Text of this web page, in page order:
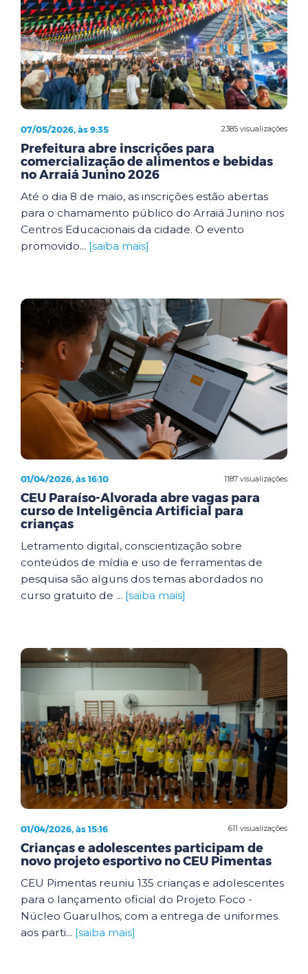
2385 visualizações
07/05/2026, às 9:35
Prefeitura abre inscrições para
comercialização de alimentos e bebidas
no Arraiá Junino 2026
Até o dia 8 de maio, as inscrições estão abertas
para o chamamento público do Arraiá Junino nos
Centros Educacionais da cidade. O evento
promovido... [saiba mais]
1187 visualizações
01/04/2026, às 16:10
CEU Paraíso-Alvorada abre vagas para
curso de Inteligência Artificial para
crianças
Letramento digital, conscientização sobre
conteúdos de mídia e uso de ferramentas de
pesquisa são alguns dos temas abordados no
curso gratuito de ... [saiba mais]
611 visualizações
01/04/2026, às 15:16
Crianças e adolescentes participam de
novo projeto esportivo no CEU Pimentas
CEU Pimentas reuniu 135 crianças e adolescentes
para o lançamento oficial do Projeto Foco -
Núcleo Guarulhos, com a entrega de uniformes
aos parti... [saiba mais]